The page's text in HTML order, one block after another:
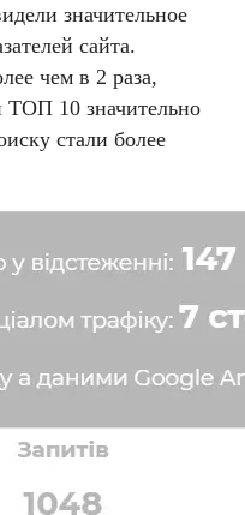
значительное
сайта.
чем в 2 раза,
ТОП 10 значительно
стали более